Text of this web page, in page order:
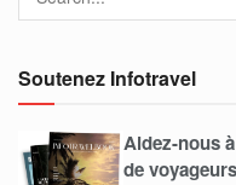
Soutenez Infotravel
Aidez-nous
de